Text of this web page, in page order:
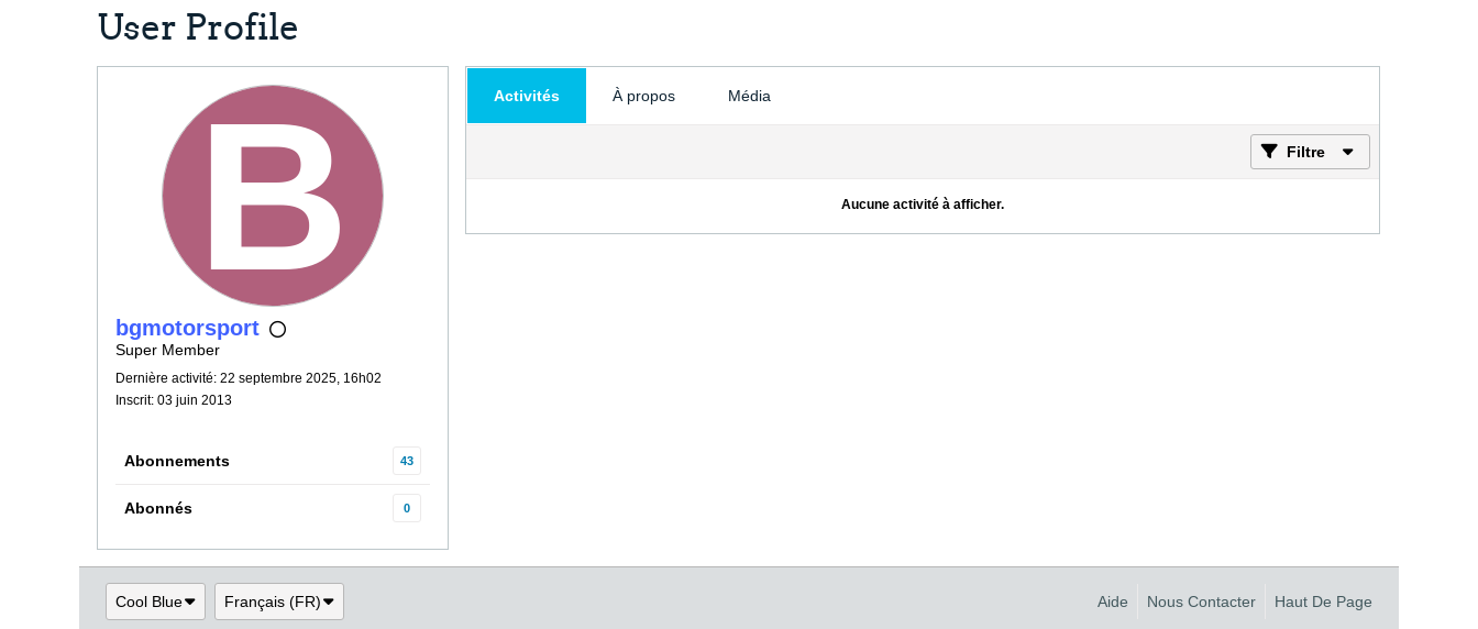
User Profile
bgmotorsport
Super Member
Dernière activité: 22 septembre 2025, 16h02
Inscrit: 03 juin 2013
Abonnements 43
Abonnés 0
Activités À propos Média
Filtre
Aucune activité à afficher.
Cool Blue Français (FR) Aide Nous Contacter Haut De Page